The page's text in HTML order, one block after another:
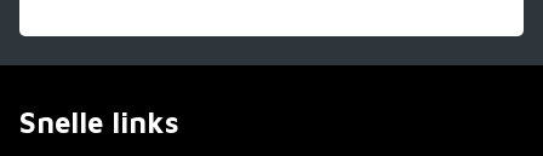
Snelle links